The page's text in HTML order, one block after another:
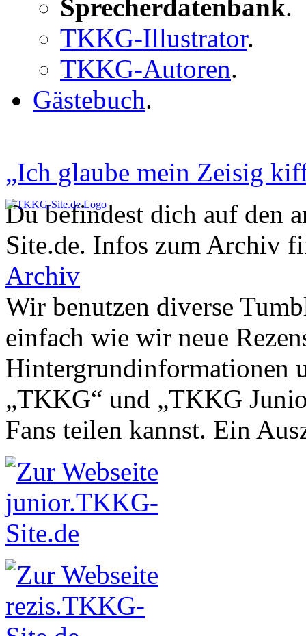
Sprecherdatenbank.
TKKG-Illustrator.
TKKG-Autoren.
Gästebuch.
„Ich glaube mein Zeisig
Du befindest dich auf den
Site.de. Infos zum Archiv
Archiv
Wir benutzen diverse
einfach wie wir neue
Hintergrundinformationen
„TKKG“ und „TKKG
Fans teilen kannst. Ein